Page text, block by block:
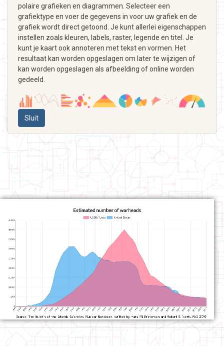
polaire grafieken en diagrammen. Selecteer een
grafiektype en voer de gegevens in voor uw grafiek en de
grafiek wordt direct getoond. Je kunt allerlei eigenschappen
instellen zoals kleuren, labels, raster, legende en titel. Je
kunt je kaart ook annoteren met tekst en vormen. Het
resultaat kan worden opgeslagen om later te wijzigen of
kan worden opgeslagen als afbeelding of online worden
gedeeld.
Sluit